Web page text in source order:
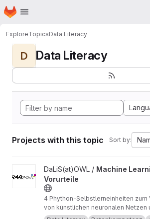
Skip to main content
Homepage
ExploreTopicsData Literacy
D Data Literacy
Projects with this topic Sort by:
View Machine Learning und Vorurteile
DaLiS(at)OWL / Machine
Vorurteile
4 Phython-Selbstlerneinheiten zum
von künstlichen neuronalen Netzen
Diskriminierung durch Algorithmen in